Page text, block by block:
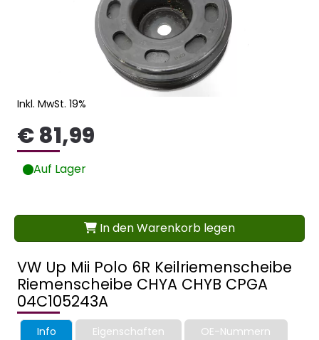
VW Up Mii Polo 6R Keilriemenscheibe
Riemenscheibe CHYA CHYB CPGA
04C105243A
Info Eigenschaften OE-Nummern
Inkl. MwSt. 19%
€ 81,99
Auf Lager
In den Warenkorb legen